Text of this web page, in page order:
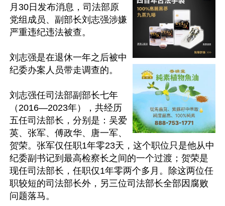
月30日发布消息，司法部原
党组成员、副部长刘志强涉嫌
严重违纪违法被查。
刘志强是在退休一年之后被中
纪委办案人员带走调查的。
刘志强任司法部副部长七年
（2016—2023年），共经历
五任司法部长，分别是：吴爱
英、张军、傅政华、唐一军、
贺荣。张军仅任职1年零23天，这个职位只是他从中
纪委副书记到最高检察长之间的一个过渡；贺荣是
现任司法部长，任职仅1年零两个多月。除这两位任
职较短的司法部长外，另三位司法部长全部因腐败
问题落马。